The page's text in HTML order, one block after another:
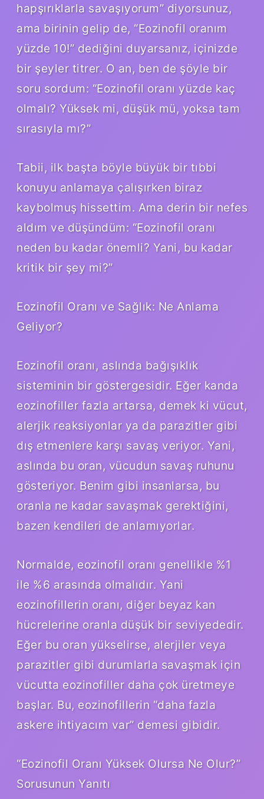
hapşırıklarla savaşıyorum” diyorsunuz,
ama birinin gelip de, “Eozinofil oranım
yüzde 10!” dediğini duyarsanız, içinizde
bir şeyler titrer. O an, ben de şöyle bir
soru sordum: “Eozinofil oranı yüzde kaç
olmalı? Yüksek mi, düşük mü, yoksa tam
sırasıyla mı?”
Tabii, ilk başta böyle büyük bir tıbbi
konuyu anlamaya çalışırken biraz
kaybolmuş hissettim. Ama derin bir nefes
aldım ve düşündüm: “Eozinofil oranı
neden bu kadar önemli? Yani, bu kadar
kritik bir şey mi?”
Eozinofil Oranı ve Sağlık: Ne Anlama
Geliyor?
Eozinofil oranı, aslında bağışıklık
sisteminin bir göstergesidir. Eğer kanda
eozinofiller fazla artarsa, demek ki vücut,
alerjik reaksiyonlar ya da parazitler gibi
dış etmenlere karşı savaş veriyor. Yani,
aslında bu oran, vücudun savaş ruhunu
gösteriyor. Benim gibi insanlarsa, bu
oranla ne kadar savaşmak gerektiğini,
bazen kendileri de anlamıyorlar.
Normalde, eozinofil oranı genellikle %1
ile %6 arasında olmalıdır. Yani
eozinofillerin oranı, diğer beyaz kan
hücrelerine oranla düşük bir seviyededir.
Eğer bu oran yükselirse, alerjiler veya
parazitler gibi durumlarla savaşmak için
vücutta eozinofiller daha çok üretmeye
başlar. Bu, eozinofillerin “daha fazla
askere ihtiyacım var” demesi gibidir.
“Eozinofil Oranı Yüksek Olursa Ne Olur?”
Sorusunun Yanıtı